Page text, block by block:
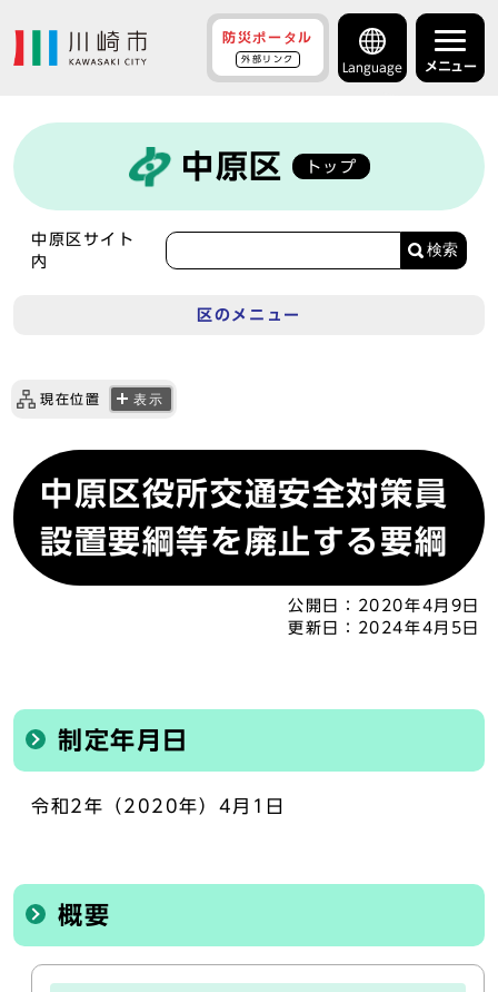
防災ポータル
外部リンク
Language メニュー
中原区 トップ
中原区サイト
内
検索
区のメニュー
現在位置 表示
中原区役所交通安全対策員
設置要綱等を廃止する要綱
公開日：
2020年4月9日
更新日：
2024年4月5日
制定年月日
令和2年（2020年）4月1日
概要